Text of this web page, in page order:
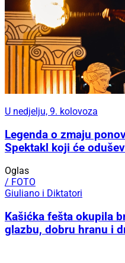
U nedjelju, 9. kolovoza
Legenda o zmaju
Spektakl koji će
Oglas
/ FOTO
Giuliano i Diktatori
Kašićka fešta okupila
glazbu, dobru hranu i